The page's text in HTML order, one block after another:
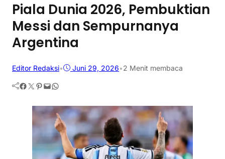
Piala Dunia 2026, Pembuktian
Messi dan Sempurnanya
Argentina
Editor Redaksi• Juni 29, 2026•2 Menit membaca
Facebook Twitter Pinterest Mail WhatsApp